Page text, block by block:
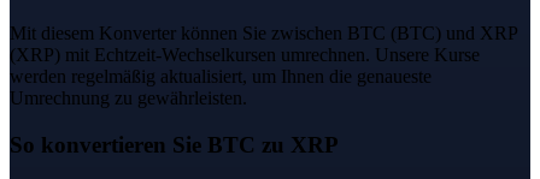
Mit diesem Konverter können Sie zwischen BTC (BTC) und XRP
(XRP) mit Echtzeit-Wechselkursen umrechnen. Unsere Kurse
werden regelmäßig aktualisiert, um Ihnen die genaueste
Umrechnung zu gewährleisten.
So konvertieren Sie BTC zu XRP